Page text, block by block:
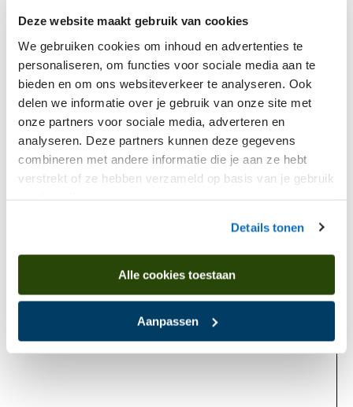
Deze website maakt gebruik van cookies
We gebruiken cookies om inhoud en advertenties te
personaliseren, om functies voor sociale media aan te
bieden en om ons websiteverkeer te analyseren. Ook
delen we informatie over je gebruik van onze site met
onze partners voor sociale media, adverteren en
analyseren. Deze partners kunnen deze gegevens
combineren met andere informatie die je aan ze hebt
verstrekt of ze hebben verzameld op basis van je gebruik
Details tonen
Alle cookies toestaan
Aanpassen
Is found in